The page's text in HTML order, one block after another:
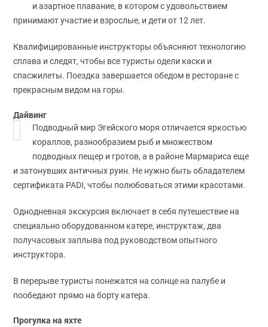
и азартное плавание, в котором с удовольствием
принимают участие и взрослые, и дети от 12 лет.
Квалифицированные инструкторы объясняют технологию
сплава и следят, чтобы все туристы одели каски и
спасжилеты. Поездка завершается обедом в ресторане с
прекрасным видом на горы.
Дайвинг
Подводный мир Эгейского моря отличается яркостью
кораллов, разнообразием рыб и множеством
подводных пещер и гротов, а в районе Мармариса еще
и затонувших античных руин. Не нужно быть обладателем
сертификата PADI, чтобы полюбоваться этими красотами.
Однодневная экскурсия включает в себя путешествие на
специально оборудованном катере, инструктаж, два
получасовых заплыва под руководством опытного
инструктора.
В перерыве туристы понежатся на солнце на палубе и
пообедают прямо на борту катера.
Прогулка на яхте